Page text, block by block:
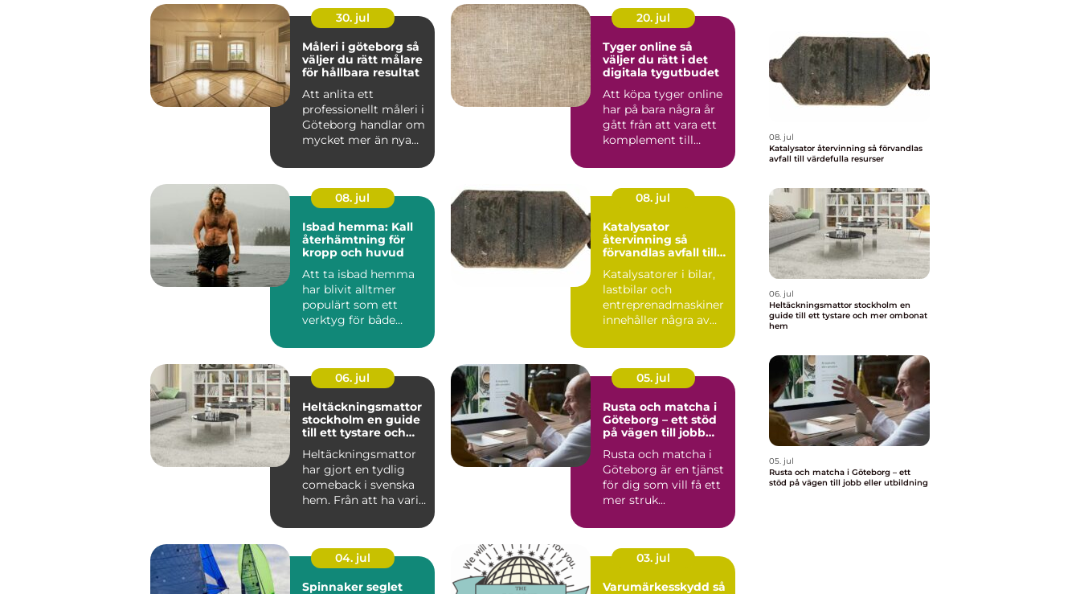
30. jul
Måleri i göteborg så
väljer du rätt målare
för hållbara resultat
Att anlita ett
professionellt måleri i
Göteborg handlar om
mycket mer än nya
Ett...
20. jul
Tyger online så
väljer du rätt i det
digitala tygutbudet
Att köpa tyger online
har på bara några år
gått från att vara ett
komplement till
08. jul
Isbad hemma: Kall
återhämtning för
kropp och huvud
Att ta isbad hemma
har blivit alltmer
populärt som ett
verktyg för både
08. jul
Katalysator
återvinning så
förvandlas avfall till
Katalysatorer i bilar,
lastbilar och
entreprenadmaskiner
innehåller några av
värdefulla...
06. jul
Heltäckningsmattor
stockholm en guide
till ett tystare och
Heltäckningsmattor
har gjort en tydlig
comeback i svenska
hem. Från att ha varit
05. jul
Rusta och matcha i
Göteborg – ett stöd
på vägen till jobb
Rusta och matcha i
Göteborg är en tjänst
för dig som vill få ett
mer struk...
04. jul
Spinnaker seglet
03. jul
Varumärkesskydd så
08. jul
Katalysator återvinning så förvandlas
avfall till värdefulla resurser
06. jul
Heltäckningsmattor stockholm en
guide till ett tystare och mer ombonat
hem
05. jul
Rusta och matcha i Göteborg – ett
stöd på vägen till jobb eller utbildning